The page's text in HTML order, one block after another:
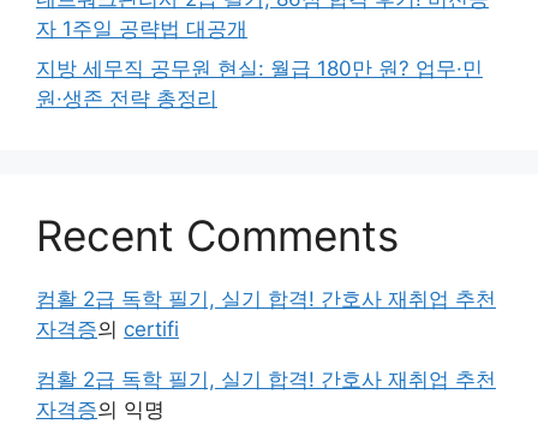
자 1주일 공략법 대공개
지방 세무직 공무원 현실: 월급 180만 원? 업무·민
원·생존 전략 총정리
Recent Comments
컴활 2급 독학 필기, 실기 합격! 간호사 재취업 추천
자격증의 certifi
컴활 2급 독학 필기, 실기 합격! 간호사 재취업 추천
자격증의 익명